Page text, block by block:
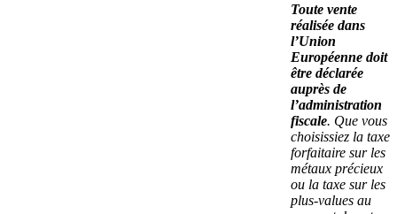
Toute vente
réalisée dans
l’Union
Européenne doit
être déclarée
auprès de
l’administration
fiscale. Que vous
choisissiez la taxe
forfaitaire sur les
métaux précieux
ou la taxe sur les
plus-values au